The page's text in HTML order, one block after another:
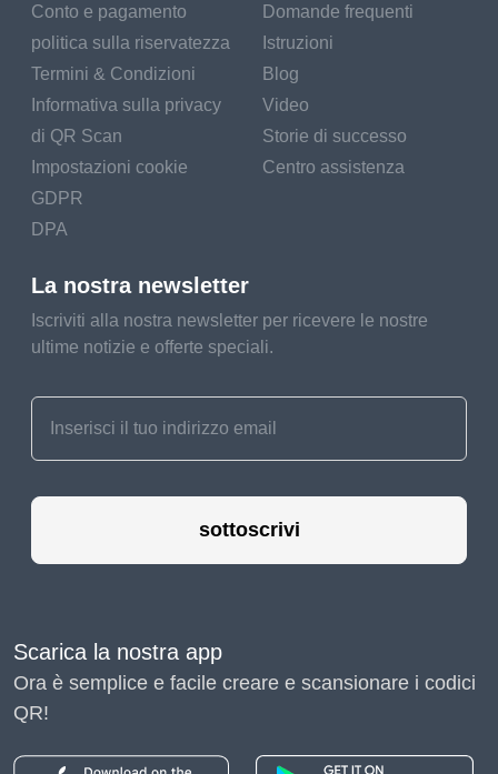
Conto e pagamento
politica sulla riservatezza
Termini & Condizioni
Informativa sulla privacy
di QR Scan
Impostazioni cookie
GDPR
DPA
Domande frequenti
Istruzioni
Blog
Video
Storie di successo
Centro assistenza
La nostra newsletter
Iscriviti alla nostra newsletter per ricevere le nostre
ultime notizie e offerte speciali.
sottoscrivi
Scarica la nostra app
Ora è semplice e facile creare e scansionare i codici
QR!